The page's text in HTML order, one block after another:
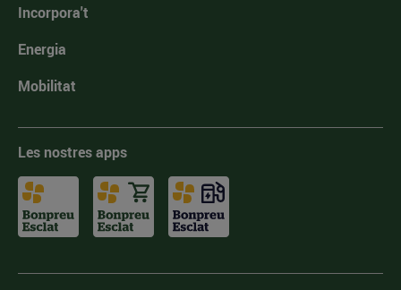
Incorpora't
Energia
Mobilitat
Les nostres apps